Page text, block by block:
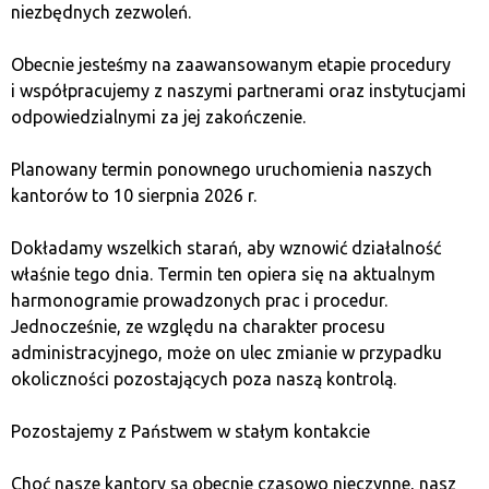
nie spełnia wymagań wymienialności z art. VIII statutu
Polski złoty stał się wymienialny na rynkach
międzynarodowych 1 stycznia 1995 r. Jego kod
4217 to „985”. Listę walut wymienialnych oraz ich
kodów można znaleźćtutaj.
Podsumowując, BTC nie spełnia wyżej wskazanych
wymogów na gruncie prawa polskiego, nie jest
on uznawany za prawny środek płatniczy w Polsce
i poza jej granicami.
No chwila, przecież
Salwador uznał BTC
za pełnoprawny środek
niezbędnych zezwoleń.
Obecnie jesteśmy na zaawansowanym etapie procedury
i współpracujemy z naszymi partnerami oraz instytucjami
odpowiedzialnymi za jej zakończenie.
Planowany termin ponownego uruchomienia naszych
kantorów to 10 sierpnia 2026 r.
Dokładamy wszelkich starań, aby wznowić działalność
właśnie tego dnia. Termin ten opiera się na aktualnym
harmonogramie prowadzonych prac i procedur.
Jednocześnie, ze względu na charakter procesu
administracyjnego, może on ulec zmianie w przypadku
okoliczności pozostających poza naszą kontrolą.
Pozostajemy z Państwem w stałym kontakcie
Choć nasze kantory są obecnie czasowo nieczynne, nasz